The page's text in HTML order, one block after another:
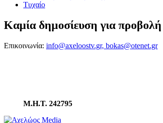
Τυχαίο
Καμία δημοσίευση για προβολή
Επικοινωνία: info@axeloostv.gr, bokas@otenet.gr
Μ.Η.Τ. 242795